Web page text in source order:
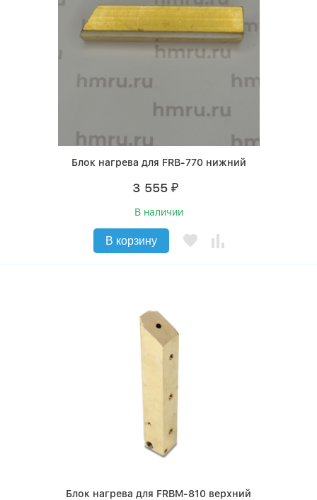
Блок нагрева для FRB-770 нижний
3 555 ₽
В наличии
В корзину
Блок нагрева для FRBM-810 верхний